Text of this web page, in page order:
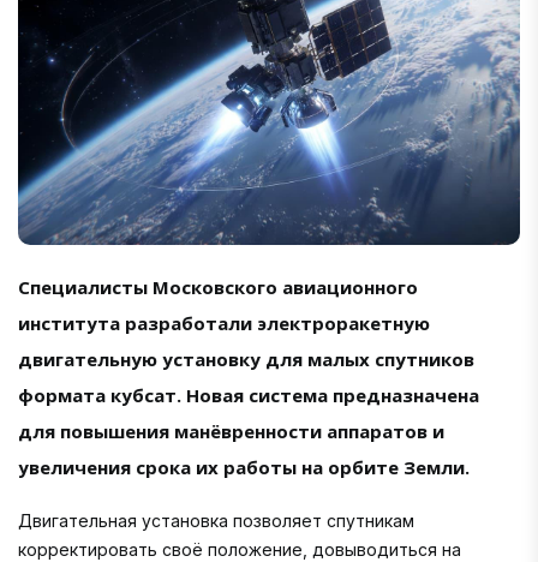
Специалисты Московского авиационного
института разработали электроракетную
двигательную установку для малых спутников
формата кубсат. Новая система предназначена
для повышения манёвренности аппаратов и
увеличения срока их работы на орбите Земли.
Двигательная установка позволяет спутникам
корректировать своё положение, довыводиться на